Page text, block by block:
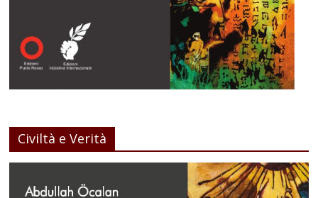
Civiltà e Verità